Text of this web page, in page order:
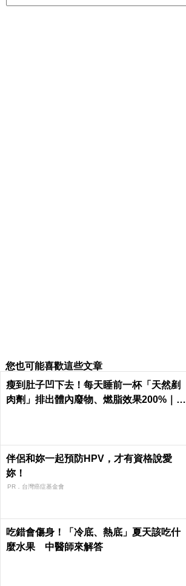
您也可能喜歡這些文章
瘦到肚子凹下去！每天睡前一杯「天然剷
肉劑」排出體內廢物、燃脂效果200%｜每
伴侶和妳一起預防HPV，才有資格說愛
妳！
PR．台灣癌症基金會
吃錯會傷身！「冷底、熱底」夏天該吃什
麼水果 中醫師來解答